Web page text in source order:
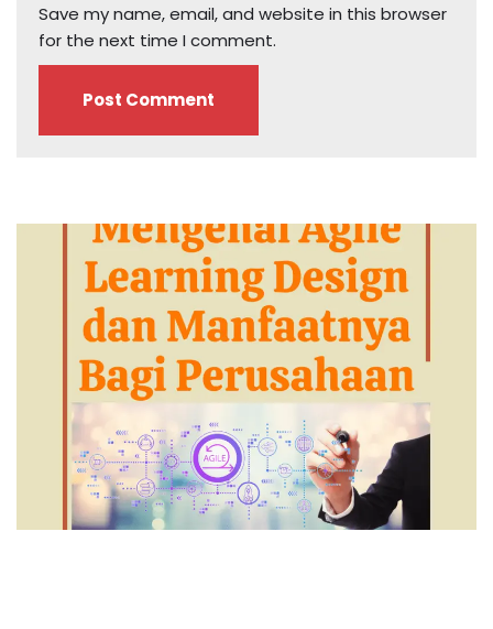
Save my name, email, and website in this browser
for the next time I comment.